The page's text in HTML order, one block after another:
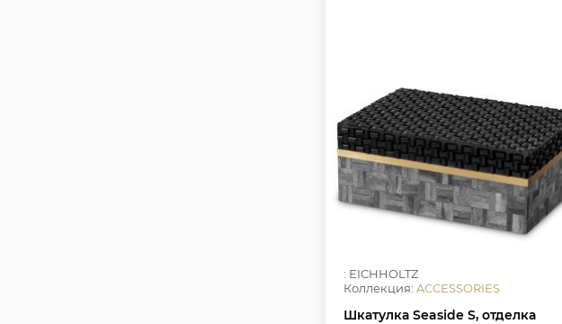
: EICHHOLTZ
Коллекция: ACCESSORIES
Шкатулка Seaside S, отделка